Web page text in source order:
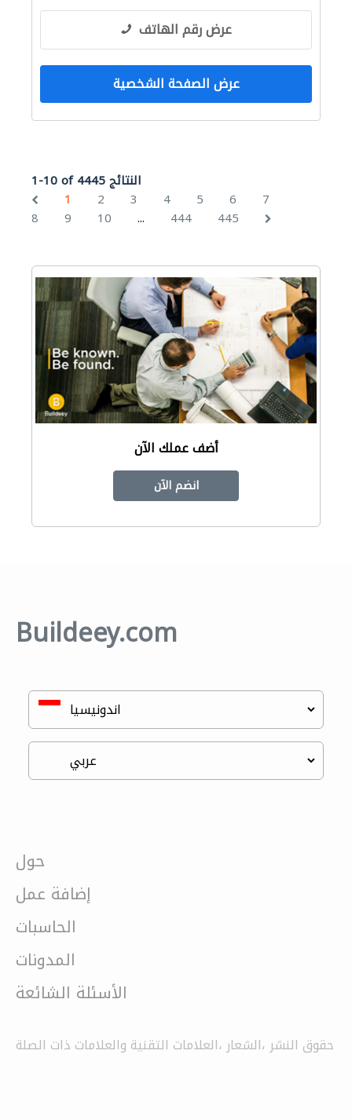
عرض رقم الهاتف
عرض الصفحة الشخصية
1-10 of 4445 النتائج
1
2 3 4 5 6
7
8
9 10 ... 444 445
أضف عملك الآن
انضم الآن
Buildeey.com
حول
إضافة عمل
الحاسبات
المدونات
الأسئلة الشائعة
حقوق النشر ،الشعار ،العلامات التقنية والعلامات ذات الصلة